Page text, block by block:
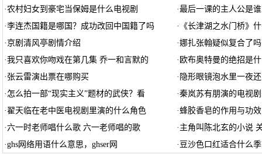
·农村妇女到豪宅当保姆是什么电视剧 ·最后一课的主人公是
·李连杰国籍是哪国？成功改回中国籍了吗 · 《长津湖之水门桥》
· 京剧清风亭剧情介绍 ·娜扎张翰疑似复合了
·我只喜欢你吻戏在第几集 乔一和言默的 · 欧布奥特曼的绝招是
· 张云雷演出票在哪购买 · 隐形眼镜泡水里一夜
· 怎么拍一部“现实主义”题材的武侠？看 ·秦岚苏有朋演的电视
·翟天临在老中医电视剧里演的什么角色 ·蜂胶香皂的作用与功效
·六一时老师唱什么歌 六一老师唱的歌 · 主角叫陈北玄的小说
·ghs网络用语什么意思，ghser网 · 豆沙色口红适合什么